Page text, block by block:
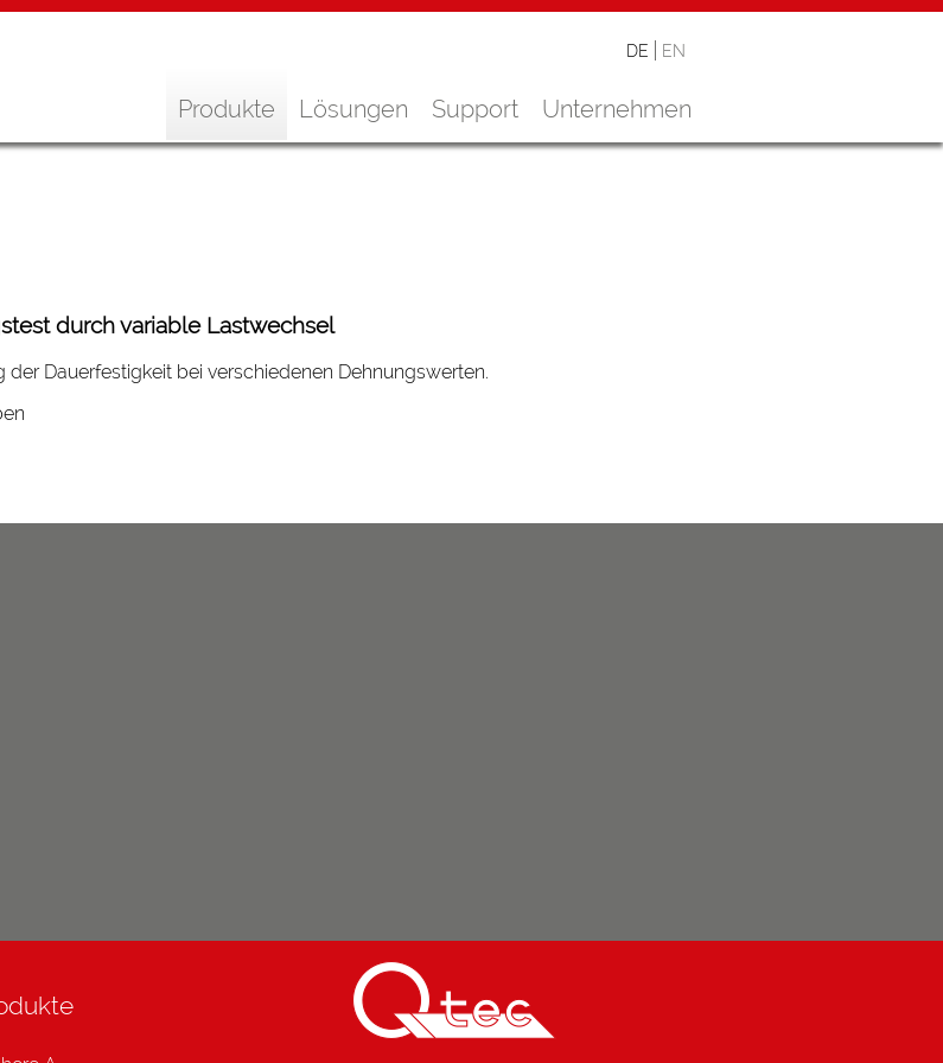
DE EN
Produkte Lösungen Support Unternehmen
durch variable Lastwechsel
Dauerfestigkeit bei verschiedenen Dehnungswerten.